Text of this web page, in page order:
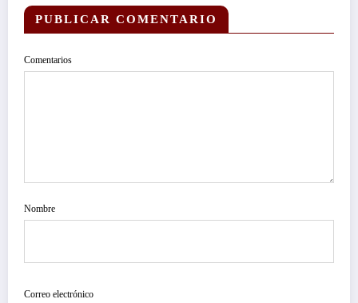
PUBLICAR COMENTARIO
Comentarios
Nombre
Correo electrónico